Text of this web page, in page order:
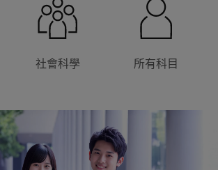
社會科學 所有科目